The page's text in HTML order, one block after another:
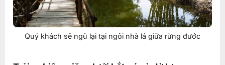
Quý khách sẽ ngủ lại tại ngôi nhà lá giữa rừng đước